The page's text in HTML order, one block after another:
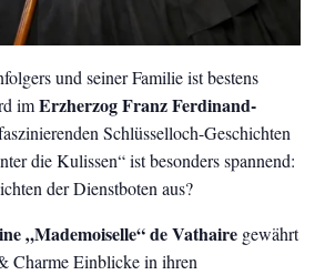
und seiner Familie ist bestens
imErzherzog Franz Ferdinand-
Schlüsselloch-Geschichten
die Kulissen“ ist besonders spannend:
der Dienstboten aus?
„Mademoiselle“ de Vathaire gewährt
Charme Einblicke in ihren